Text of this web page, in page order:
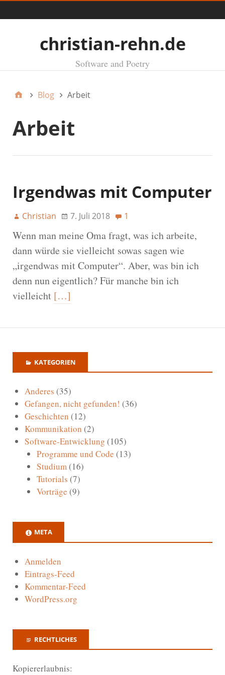
christian-rehn.de
Software and Poetry
Blog Arbeit
Arbeit
Irgendwas mit Computer
Christian 7. Juli 2018 1
Wenn man meine Oma fragt, was ich arbeite,
dann würde sie vielleicht sowas sagen wie
„irgendwas mit Computer“. Aber, was bin ich
denn nun eigentlich? Für manche bin ich
vielleicht […]
KATEGORIEN
Anderes (35)
Gefangen, nicht gefunden! (36)
Geschichten (12)
Kommunikation (2)
Software-Entwicklung (105)
Programme und Code (13)
Studium(16)
Tutorials (7)
Vorträge (9)
META
Anmelden
Eintrags-Feed
Kommentar-Feed
WordPress.org
RECHTLICHES
Kopiererlaubnis: